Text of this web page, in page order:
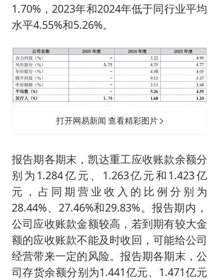
1.70%，2023年和2024年低于同行业平均
水平4.55%和5.26%。
打开网易新闻 查看精彩图片
报告期各期末，凯达重工应收账款余额分
别为1.284亿元、1.263亿元和1.423亿
元，占同期营业收入的比例分别为
28.44%、27.46%和29.83%。报告期内，
公司应收账款金额较高，若到期有较大金
额的应收账款不能及时收回，可能给公司
经营带来一定的风险。报告期各期末，公
司存货余额分别为1.441亿元、1.471亿元